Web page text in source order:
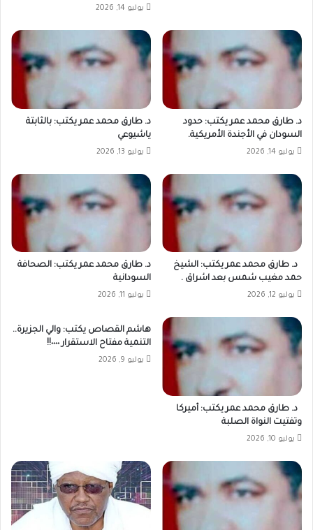
يوليو 14, 2026
د. طارق محمد عمر يكتب: حدود
السودان في الأجندة الأمريكية.
يوليو 14, 2026
د. طارق محمد عمر يكتب: بالثابتة
ياشيوعي
يوليو 13, 2026
د. طارق محمد عمر يكتب: الشيخ
حمد مغيب شمس بعد اشراق .
يوليو 12, 2026
د. طارق محمد عمر يكتب: الصحافة
السودانية
يوليو 11, 2026
د. طارق محمد عمر يكتب: أميركا
وتفتيت النواة الصلبة
يوليو 10, 2026
هاشم القصاص يكتب: والي الجزيرة..
التنمية مفتاح الاستقرار ٠٠٠٠!!
يوليو 9, 2026